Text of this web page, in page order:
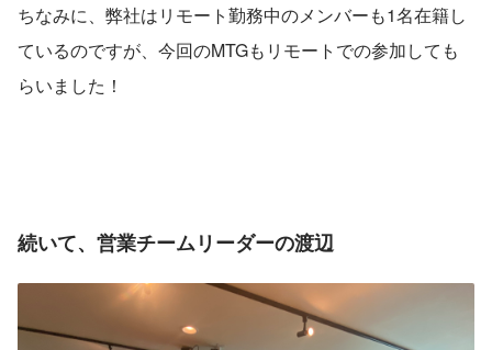
ちなみに、弊社はリモート勤務中のメンバーも1名在籍し
ているのですが、今回のMTGもリモートでの参加しても
らいました！
続いて、営業チームリーダーの渡辺